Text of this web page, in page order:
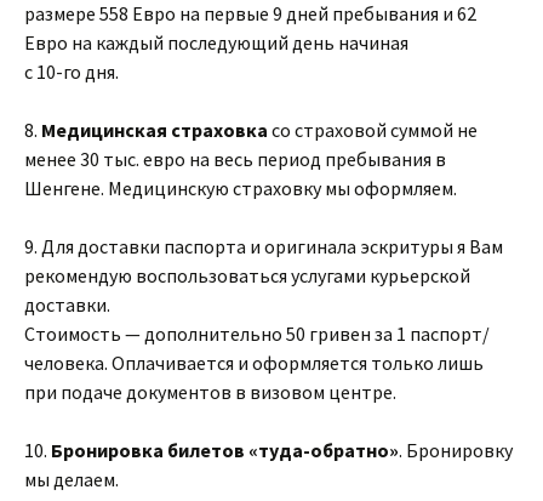
размере 558 Евро на первые 9 дней пребывания и 62
Евро на каждый последующий день начиная
с 10-го дня.
8. Медицинская страховка со страховой суммой не
менее 30 тыс. евро на весь период пребывания в
Шенгене. Медицинскую страховку мы оформляем.
9. Для доставки паспорта и оригинала эскритуры я Вам
рекомендую воспользоваться услугами курьерской
доставки.
Стоимость — дополнительно 50 гривен за 1 паспорт/
человека. Оплачивается и оформляется только лишь
при подаче документов в визовом центре.
10. Бронировка билетов «туда-обратно». Бронировку
мы делаем.